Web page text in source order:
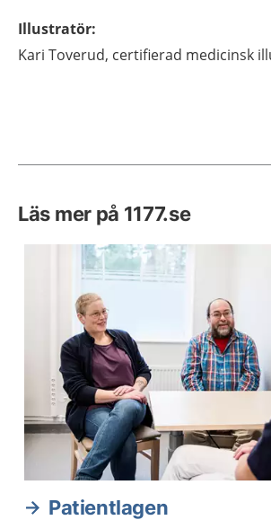
Illustratör:
Kari Toverud, certifierad medicinsk
Läs mer på 1177.se
Patientlagen